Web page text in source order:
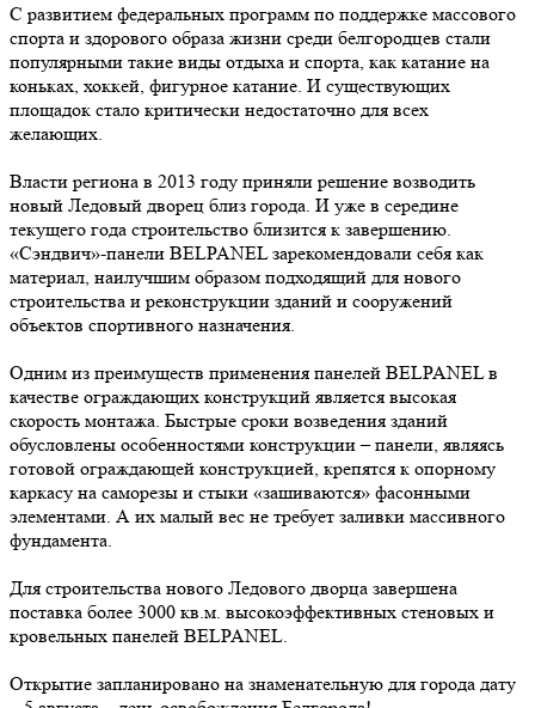
С развитием федеральных программ по поддержке массового
спорта и здорового образа жизни среди белгородцев стали
популярными такие виды отдыха и спорта, как катание на
коньках, хоккей, фигурное катание. И существующих
площадок стало критически недостаточно для всех
желающих.
Власти региона в 2013 году приняли решение возводить
новый Ледовый дворец близ города. И уже в середине
текущего года строительство близится к завершению.
«Сэндвич»-панели BELPANEL зарекомендовали себя как
материал, наилучшим образом подходящий для нового
строительства и реконструкции зданий и сооружений
объектов спортивного назначения.
Одним из преимуществ применения панелей BELPANEL в
качестве ограждающих конструкций является высокая
скорость монтажа. Быстрые сроки возведения зданий
обусловлены особенностями конструкции – панели, являясь
готовой ограждающей конструкцией, крепятся к опорному
каркасу на саморезы и стыки «зашиваются» фасонными
элементами. А их малый вес не требует заливки массивного
фундамента.
Для строительства нового Ледового дворца завершена
поставка более 3000 кв.м. высокоэффективных стеновых и
кровельных панелей BELPANEL.
Открытие запланировано на знаменательную для города дату